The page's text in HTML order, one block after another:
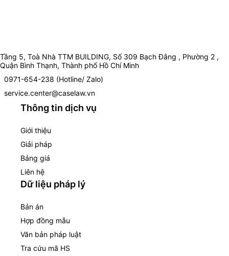
Tầng 5, Toà Nhà TTM BUILDING, Số 309 Bạch Đằng , Phường 2 ,
Quận Bình Thạnh, Thành phố Hồ Chí Minh
0971-654-238 (Hotline/ Zalo)
service.center@caselaw.vn
Thông tin dịch vụ
Giới thiệu
Giải pháp
Bảng giá
Liên hệ
Dữ liệu pháp lý
Bản án
Hợp đồng mẫu
Văn bản pháp luật
Tra cứu mã HS